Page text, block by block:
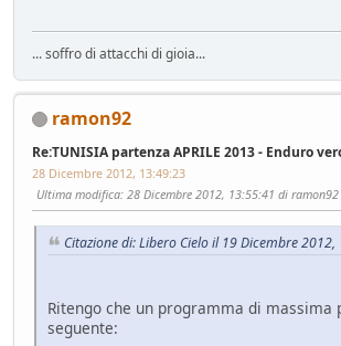
... soffro di attacchi di gioia...
ramon92
Re:TUNISIA partenza APRILE 2013 - Enduro
28 Dicembre 2012, 13:49:23
Ultima modifica: 28 Dicembre 2012, 13:55:41 di ramon92
Citazione di: Libero Cielo il 19 Dicembre 2012,
Ritengo che un programma di massima
seguente: